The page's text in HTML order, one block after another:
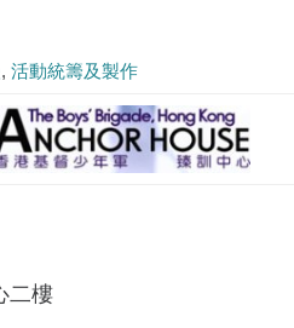
活動統籌及製作
二樓